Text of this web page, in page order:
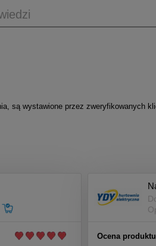
są wystawione przez zweryfikowanych
Ocena